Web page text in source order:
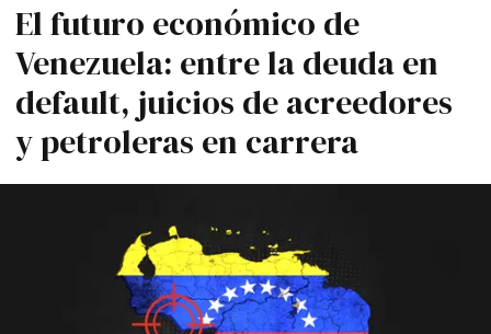
El futuro económico de
Venezuela: entre la deuda en
default, juicios de acreedores
y petroleras en carrera